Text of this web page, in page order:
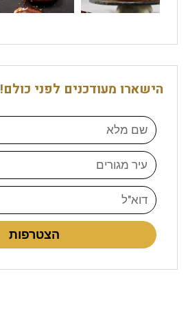
הישארו מעודכנים לפני כולם!
הצטרפות